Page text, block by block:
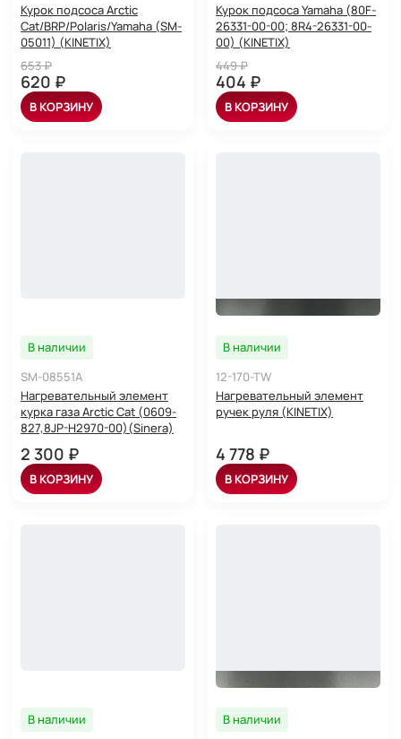
Курок подсоса Arctic
Cat/BRP/Polaris/Yamaha (SM-
05011) (KINETIX)
653 ₽
620 ₽
В КОРЗИНУ
Курок подсоса Yamaha (80F-
26331-00-00; 8R4-26331-00-
00) (KINETIX)
449 ₽
404 ₽
В КОРЗИНУ
В наличии
SM-08551A
Нагревательный элемент
курка газа Arctic Cat (0609-
827,8JP-H2970-00)(Sinera)
2 300 ₽
В КОРЗИНУ
В наличии
12-170-TW
Нагревательный элемент
ручек руля (KINETIX)
4 778 ₽
В КОРЗИНУ
В наличии
В наличии